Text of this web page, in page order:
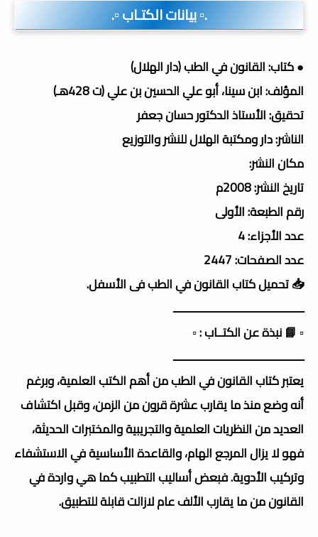
.▫️ بيانات الكتـاب ▫️.
● كتاب: القانون في الطب (دار الهلال)
المؤلف: ابن سينا، أبو علي الحسين بن علي (ت 428هـ)
تحقيق: الأستاذ الدكتور حسان جعفر
الناشر: دار ومكتبة الهلال للنشر والتوزيع
مكان النشر:
تاريخ النشر: 2008م
رقم الطبعة: الأولى
عدد الأجزاء: 4
عدد الصفحات: 2447
📥 تحميل كتاب القانون في الطب فى الأسفل.
ــــــــــــــــــــــــــــــــــــــــــــــ
▫️ 📘 نبذة عن الكتــاب : ▫️
ــــــــــــــــــــــــــــــــــــــــــــــ
يعتبر كتاب القانون في الطب من أهم الكتب العلمية، وبرغم
أنه وضع منذ ما يقارب عشرة قرون من الزمن، وقبل اكتشاف
العديد من النظريات العلمية والتجريبية والمختبرات الحديثة،
فهو لا يزال المرجع الهام، والقاعدة الأساسية في الاستشفاء
وتركيب الأدوية. فبعض أساليب التطبيب كما هي واردة في
القانون من ما يقارب الألف عام لازالت قابلة للتطبيق.